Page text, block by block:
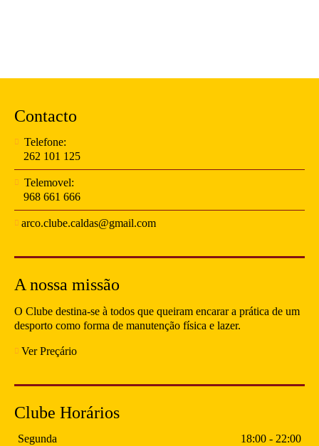
Contacto
Telefone:
262 101 125
Telemovel:
968 661 666
arco.clube.caldas@gmail.com
A nossa missão
O Clube destina-se à todos que queiram encarar a prática de um
desporto como forma de manutenção física e lazer.
Ver Preçário
Clube Horários
Segunda 18:00 - 22:00